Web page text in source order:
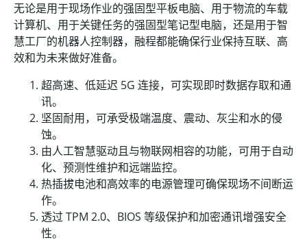
无论是用于现场作业的强固型平板电脑、用于物流的车载
计算机、用于关键任务的强固型笔记型电脑，还是用于智
慧工厂的机器人控制器，融程都能确保行业保持互联、高
效和为未来做好准备。
超高速、低延迟 5G 连接，可实现即时数据存取和通
讯。
坚固耐用，可承受极端温度、震动、灰尘和水的侵
蚀。
由人工智慧驱动且与物联网相容的功能，可用于自动
化、预测性维护和远端监控。
热插拔电池和高效率的电源管理可确保现场不间断运
作。
透过 TPM 2.0、BIOS 等级保护和加密通讯增强安全
性。